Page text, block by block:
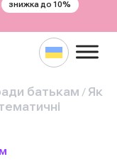
знижка до 10%
батькам / Як